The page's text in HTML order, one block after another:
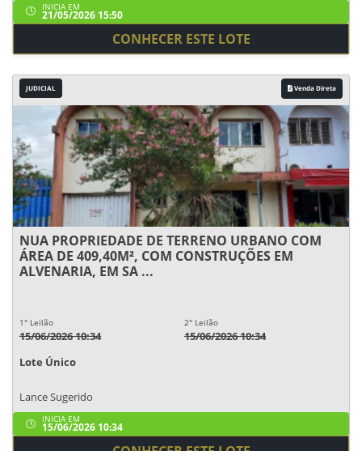
INICIA EM
21/05/2026 15:50
CONHECER ESTE LOTE
JUDICIAL Venda Direta
NUA PROPRIEDADE DE TERRENO URBANO COM
ÁREA DE 409,40M², COM CONSTRUÇÕES EM
ALVENARIA, EM SA ...
1° Leilão
15/06/2026 10:34
2° Leilão
15/06/2026 10:34
Lote Único
Lance Sugerido
INICIA EM
15/06/2026 10:34